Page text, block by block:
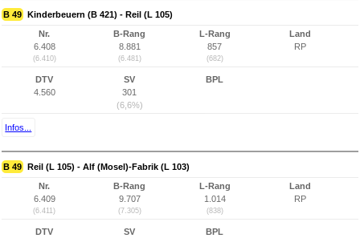
B 49 Kinderbeuern (B 421) - Reil (L 105)
Nr.
6.408
(6.410)
B-Rang
8.881
(6.481)
L-Rang
857
(682)
Land
RP
DTV
4.560
SV
301
(6,6%)
BPL
Infos...
B 49 Reil (L 105) - Alf (Mosel)-Fabrik (L 103)
Nr.
6.409
(6.411)
B-Rang
9.707
(7.305)
L-Rang
1.014
(838)
Land
RP
DTV
SV
BPL